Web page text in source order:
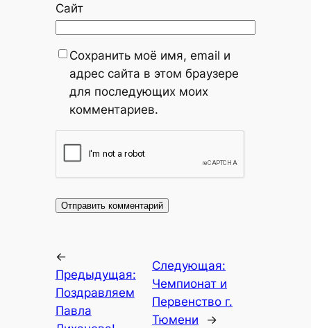
Сайт
Сохранить моё имя, email и
адрес сайта в этом браузере
для последующих моих
комментариев.
←
Предыдущая:
Поздравляем
Павла
Следующая:
Чемпионат и
Первенство г.
Тюмени
→